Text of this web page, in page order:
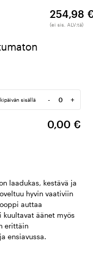
254,98
(ei sis. ALV:tä)
sisällä -
Määrä
+
0,00 €
laadukas, kestävä ja
hyvin vaativiin
auttaa
kuultavat äänet myös
erittäin
ensiavussa.